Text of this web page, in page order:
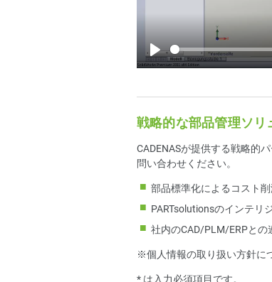
Play
戦略的な部品管理ソ
CADENASが提供する戦略的
問い合わせください。
部品標準化によるコスト
PARTsolutionsのインテリ
社内のCAD/PLM/ERPとの
※個人情報の取り扱い方針に
* は入力必須項目です。